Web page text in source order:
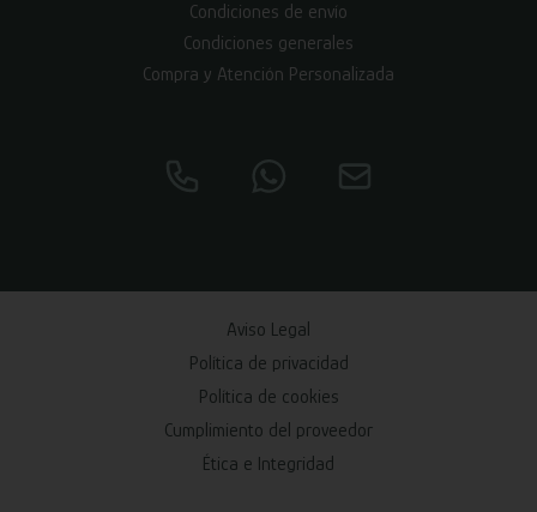
Condiciones de envío
Condiciones generales
Compra y Atención Personalizada
Aviso Legal
Política de privacidad
Política de cookies
Cumplimiento del proveedor
Ética e Integridad